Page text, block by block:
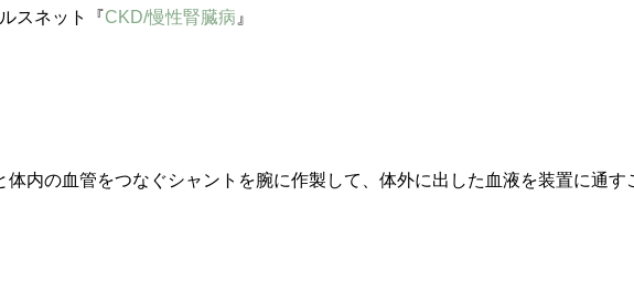
スネット『CKD/慢性腎臓病 』
内の血管をつなぐシャントを腕に作製して、体外に出した血液を装置に通す